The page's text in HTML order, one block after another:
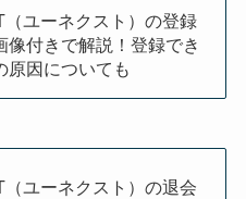
（ユーネクスト）の登録
像付きで解説！登録でき
原因についても
（ユーネクスト）の退会